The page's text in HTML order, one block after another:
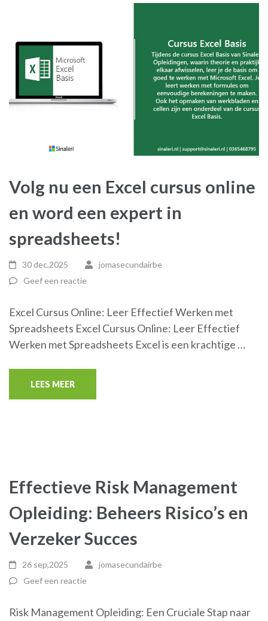
Volg nu een Excel cursus online
en word een expert in
spreadsheets!
30 dec,2025
jomasecundairbe
Geef een reactie
Excel Cursus Online: Leer Effectief Werken met
Spreadsheets Excel Cursus Online: Leer Effectief
Werken met Spreadsheets Excel is een krachtige …
LEES MEER
Effectieve Risk Management
Opleiding: Beheers Risico’s en
Verzeker Succes
26 sep,2025
jomasecundairbe
Geef een reactie
Risk Management Opleiding: Een Cruciale Stap naar